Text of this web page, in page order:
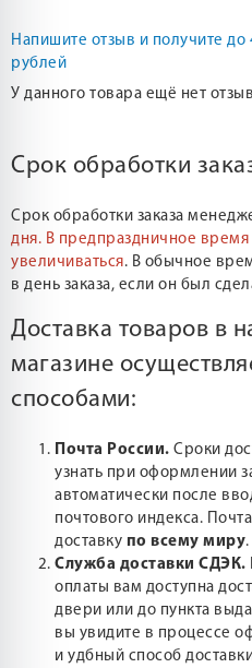
Напишите отзыв и получите до
рублей
У данного товара ещё нет
Срок обработки
Срок обработки заказа
дня. В предпраздничное время
увеличиваться. В обычное
в день заказа, если он был
Доставка товаров в
магазине
способами:
Почта России. Сроки
узнать при оформлении
автоматически после
почтового индекса.
доставку по всему миру.
Служба доставки СДЭК.
оплаты вам доступна
двери или до пункта
вы увидите в процессе
и удбный способ